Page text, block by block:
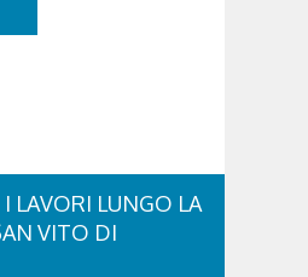
LAVORI LUNGO LA
VITO DI